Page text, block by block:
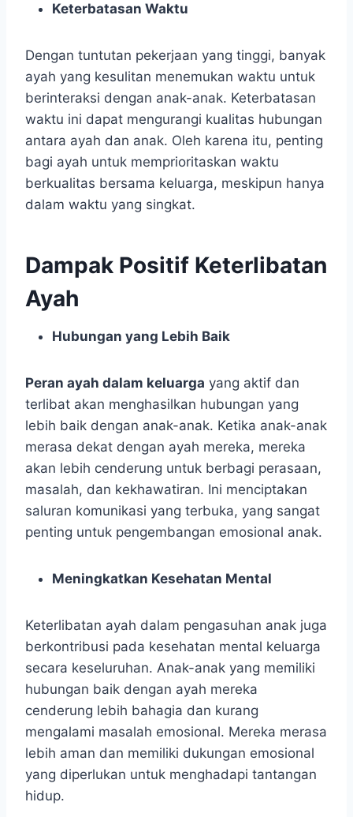
Keterbatasan Waktu
Dengan tuntutan pekerjaan yang tinggi, banyak
ayah yang kesulitan menemukan waktu untuk
berinteraksi dengan anak-anak. Keterbatasan
waktu ini dapat mengurangi kualitas hubungan
antara ayah dan anak. Oleh karena itu, penting
bagi ayah untuk memprioritaskan waktu
berkualitas bersama keluarga, meskipun hanya
dalam waktu yang singkat.
Dampak Positif Keterlibatan
Ayah
Hubungan yang Lebih Baik
Peran ayah dalam keluarga yang aktif dan
terlibat akan menghasilkan hubungan yang
lebih baik dengan anak-anak. Ketika anak-anak
merasa dekat dengan ayah mereka, mereka
akan lebih cenderung untuk berbagi perasaan,
masalah, dan kekhawatiran. Ini menciptakan
saluran komunikasi yang terbuka, yang sangat
penting untuk pengembangan emosional anak.
Meningkatkan Kesehatan Mental
Keterlibatan ayah dalam pengasuhan anak juga
berkontribusi pada kesehatan mental keluarga
secara keseluruhan. Anak-anak yang memiliki
hubungan baik dengan ayah mereka
cenderung lebih bahagia dan kurang
mengalami masalah emosional. Mereka merasa
lebih aman dan memiliki dukungan emosional
yang diperlukan untuk menghadapi tantangan
hidup.